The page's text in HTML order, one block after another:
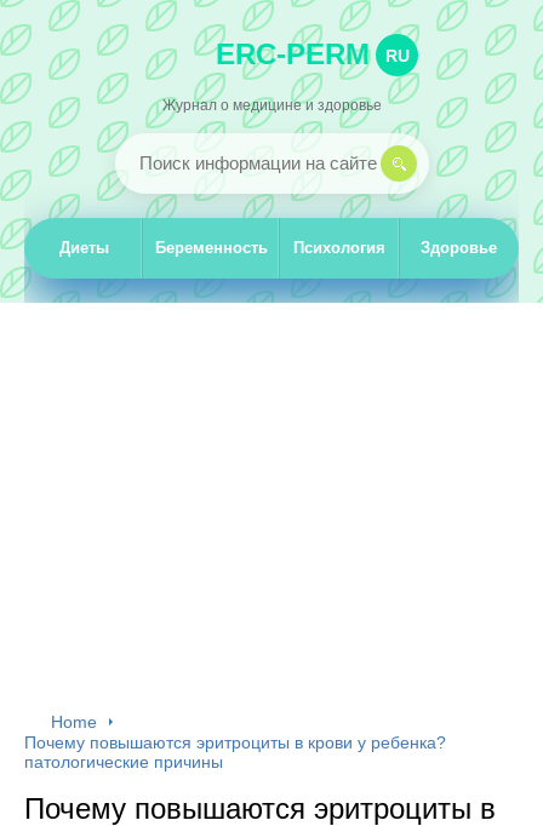
ERC-PERM RU
Журнал о медицине и здоровье
Диеты Беременность Психология Здоровье
Home
Почему повышаются эритроциты в крови у ребенка?
патологические причины
Почему повышаются эритроциты в